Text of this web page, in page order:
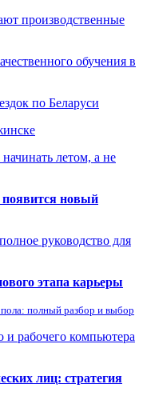
производственные
обучения в
по Беларуси
летом, а не
новый
руководство для
этапа карьеры
полный разбор и выбор
рабочего компьютера
лиц: стратегия